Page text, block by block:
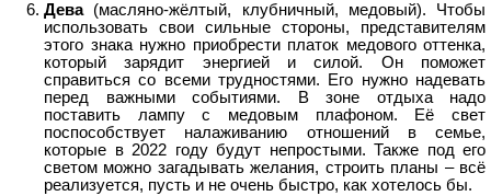
Дева (масляно-жёлтый, клубничный, медовый). Чтобы
использовать свои сильные стороны, представителям
этого знака нужно приобрести платок медового оттенка,
который зарядит энергией и силой. Он поможет
справиться со всеми трудностями. Его нужно надевать
перед важными событиями. В зоне отдыха надо
поставить лампу с медовым плафоном. Её свет
поспособствует налаживанию отношений в семье,
которые в 2022 году будут непростыми. Также под его
светом можно загадывать желания, строить планы – всё
реализуется, пусть и не очень быстро, как хотелось бы.